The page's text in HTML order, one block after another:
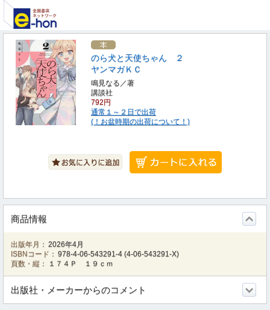
のら犬と天使ちゃん ２
ヤンマガＫＣ
鳴見なる／著
講談社
792円
通常１～２日で出荷
(！お盆時期の出荷について！)
商品情報
出版年月： 2026年4月
ISBNコード： 978-4-06-543291-4 (4-06-543291-X)
頁数・縦：
１７４Ｐ １９ｃｍ
出版社・メーカーからのコメント